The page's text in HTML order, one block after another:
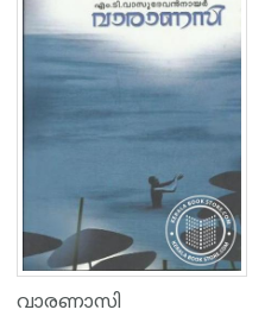
വാരണാസി